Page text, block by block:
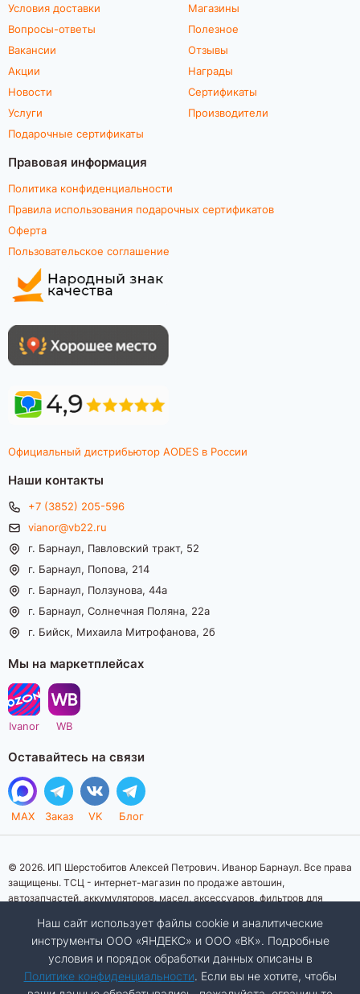
Условия доставки
Вопросы-ответы
Вакансии
Акции
Новости
Услуги
Подарочные сертификаты
Магазины
Полезное
Отзывы
Награды
Сертификаты
Производители
Правовая информация
Политика конфиденциальности
Правила использования подарочных сертификатов
Оферта
Пользовательское соглашение
Официальный дистрибьютор AODES в России
Наши контакты
+7 (3852) 205-596
vianor@vb22.ru
г. Барнаул, Павловский тракт, 52
г. Барнаул, Попова, 214
г. Барнаул, Ползунова, 44а
г. Барнаул, Солнечная Поляна, 22а
г. Бийск, Михаила Митрофанова, 2б
Мы на маркетплейсах
Ivanor WB
Оставайтесь на связи
MAX Заказ VK Блог
© 2026. ИП Шерстобитов Алексей Петрович. Иванор Барнаул. Все права
защищены. ТСЦ - интернет-магазин по продаже автошин,
автозапчастей, аккумуляторов, масел, аксессуаров, фильтров для
информационный характер. Представленная информация о товарах, их
стоимости, характеристик, фото, наличия на складе ни при каких
условиях не является публичной офертой, определяемой положениями
Статьи 437 (2) Гражданского кодекса Российской Федерации.
Изображения товаров на фотографиях, представленных на сайте, могут
Наш сайт использует файлы cookie и аналитические
инструменты ООО «ЯНДЕКС» и ООО «ВК». Подробные
условия и порядок обработки данных описаны в
Политике конфиденциальности. Если вы не хотите, чтобы